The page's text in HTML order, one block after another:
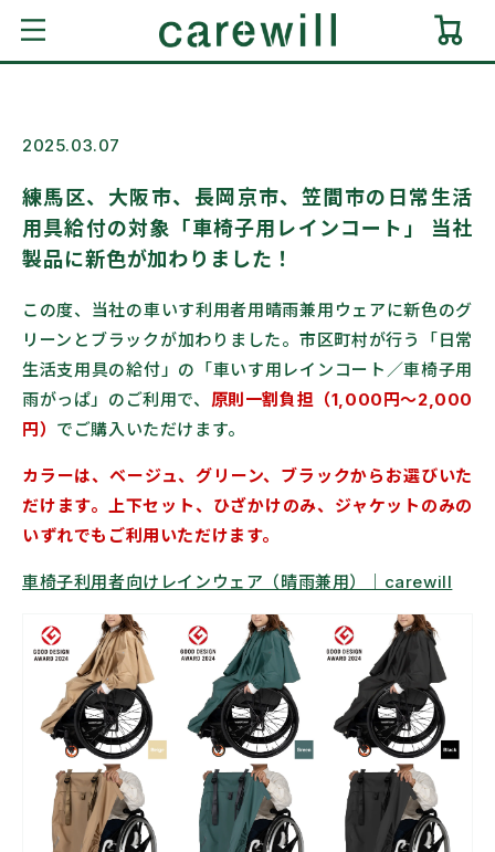
ンツに
進む
ー
ト
2025.03.07
練馬区、大阪市、長岡京市、笠間市の日常生活
用具給付の対象「車椅子用レインコート」 当社
製品に新色が加わりました！
この度、当社の車いす利用者用晴雨兼用ウェアに新色のグ
リーンとブラックが加わりました。市区町村が行う「日常
生活支用具の給付」の「車いす用レインコート／車椅子用
雨がっぱ」のご利用で、 原則一割負担（1,000円～2,000
円） でご購入いただけます。
カラーは、ベージュ、グリーン、ブラックからお選びいた
だけます。
上下セット、ひざかけのみ、ジャケットのみの
いずれでもご利用いただけます。
車椅子利用者向けレインウェア（晴雨兼用）｜carewill